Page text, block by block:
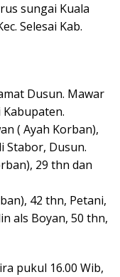
sungai Kuala
Selesai Kab.
Dusun. Mawar
Kabupaten.
( Ayah Korban),
Stabor, Dusun.
29 thn dan
42 thn, Petani,
als Boyan, 50 thn,
pukul 16.00 Wib,